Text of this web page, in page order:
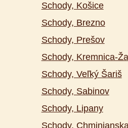
Schody, Košice
Schody, Brezno
Schody, Prešov
Schody, Kremnica-
Schody, Veľký Šariš
Schody, Sabinov
Schody, Lipany
Schody,